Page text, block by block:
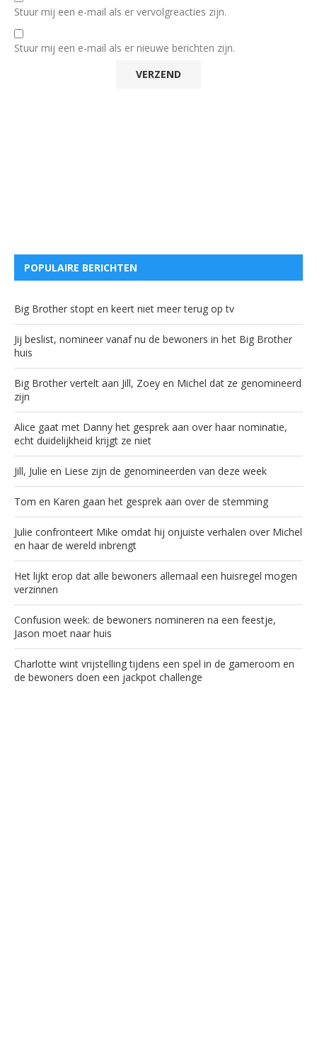
Stuur mij een e-mail als er vervolgreacties zijn.
Stuur mij een e-mail als er nieuwe berichten zijn.
POPULAIRE BERICHTEN
Big Brother stopt en keert niet meer terug op tv
Jij beslist, nomineer vanaf nu de bewoners in het Big Brother
huis
Big Brother vertelt aan Jill, Zoey en Michel dat ze genomineerd
zijn
Alice gaat met Danny het gesprek aan over haar nominatie,
echt duidelijkheid krijgt ze niet
Jill, Julie en Liese zijn de genomineerden van deze week
Tom en Karen gaan het gesprek aan over de stemming
Julie confronteert Mike omdat hij onjuiste verhalen over Michel
en haar de wereld inbrengt
Het lijkt erop dat alle bewoners allemaal een huisregel mogen
verzinnen
Confusion week: de bewoners nomineren na een feestje,
Jason moet naar huis
Charlotte wint vrijstelling tijdens een spel in de gameroom en
de bewoners doen een jackpot challenge